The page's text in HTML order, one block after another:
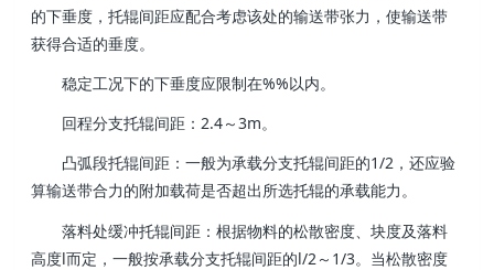
的下垂度，托辊间距应配合考虑该处的输送带张力，使输送带
获得合适的垂度。
稳定工况下的下垂度应限制在%%以内。
回程分支托辊间距：2.4～3m。
凸弧段托辊间距：一般为承载分支托辊间距的1/2，还应验
算输送带合力的附加载荷是否超出所选托辊的承载能力。
落料处缓冲托辊间距：根据物料的松散密度、块度及落料
高度l而定，一般按承载分支托辊间距的l/2～1/3。当松散密度